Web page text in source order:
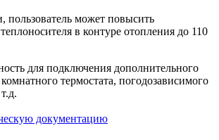
пользователь может повысить
в контуре отопления до 110
для подключения дополнительного
термостата, погодозависимого
документацию